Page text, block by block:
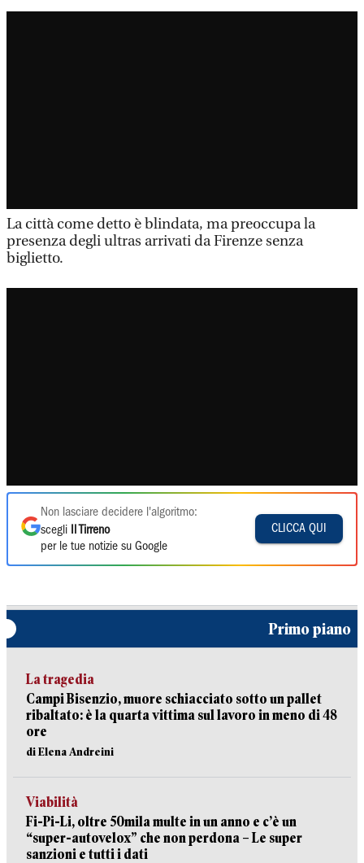
La città come detto è blindata, ma preoccupa la
presenza degli ultras arrivati da Firenze senza
biglietto.
Non lasciare decidere l'algoritmo:
scegli
Il Tirreno
per le tue notizie su Google
CLICCA QUI
Primo piano
La tragedia
Campi Bisenzio, muore schiacciato sotto un pallet
ribaltato: è la quarta vittima sul lavoro in meno di 48
ore
di Elena Andreini
Viabilità
Fi-Pi-Li, oltre 50mila multe in un anno e c’è un
“super-autovelox” che non perdona – Le super
sanzioni e tutti i dati